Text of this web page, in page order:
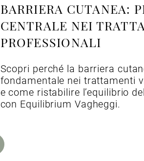
BARRIERA CUTANEA:
CENTRALE NEI
PROFESSIONALI
Scopri perché la barriera
fondamentale nei trattamenti
e come ristabilire l’equilibrio
con Equilibrium Vagheggi.